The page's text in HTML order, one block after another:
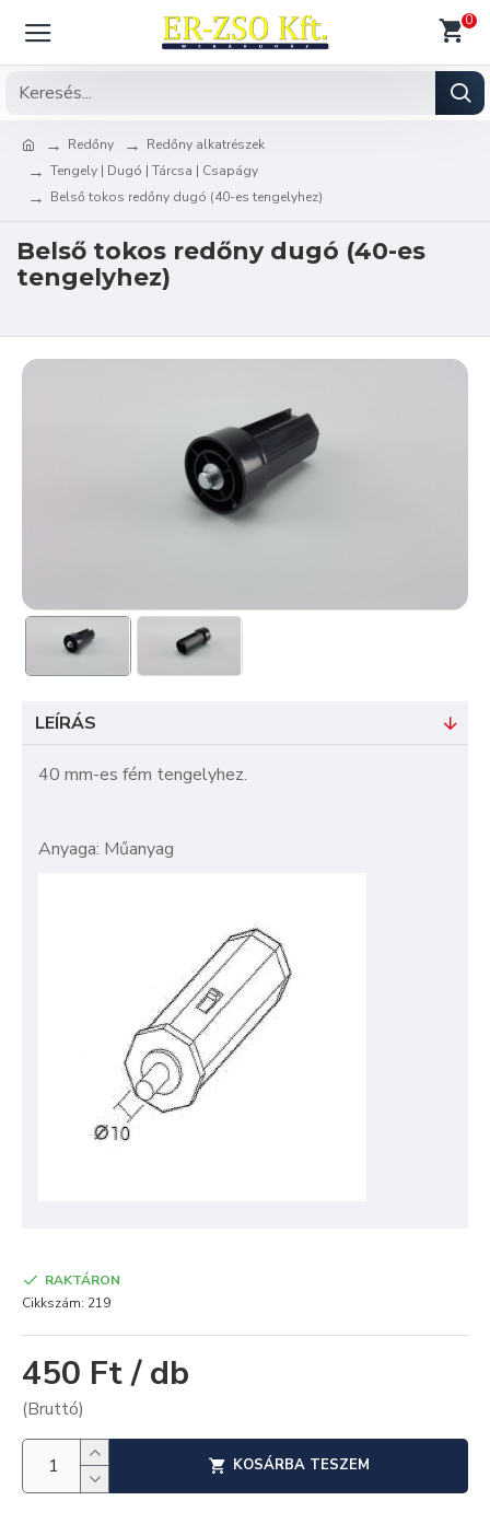
0
Redőny
Redőny alkatrészek
Tengely | Dugó | Tárcsa | Csapágy
Belső tokos redőny dugó (40-es tengelyhez)
Belső tokos redőny dugó (40-es
tengelyhez)
LEÍRÁS
40 mm-es fém tengelyhez.
Anyaga: Műanyag
450 Ft / db
(Bruttó)
RAKTÁRON
Cikkszám: 219
KOSÁRBA TESZEM